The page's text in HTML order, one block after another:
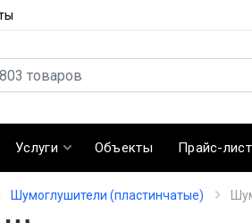
Услуги Объекты Прайс-
Шумоглушители (пластинчатые)